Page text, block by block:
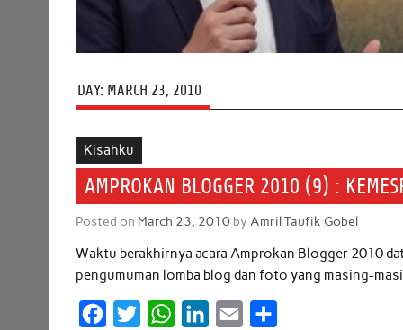
DAY: MARCH 23, 2010
Kisahku
AMPROKAN BLOGGER 2010 (9) :
Posted on March 23, 2010 by Amril Taufik Gobel
Waktu berakhirnya acara Amprokan Blogger 2010
pengumuman lomba blog dan foto yang masing-
W